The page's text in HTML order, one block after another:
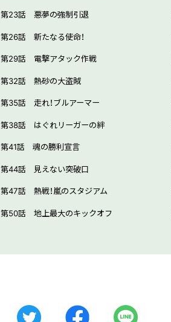
第23話 悪夢の強制引退
第26話 新たなる使命！
第29話 電撃アタック作戦
第32話 熱砂の大盗賊
第35話 走れ！ブルアーマー
第38話 はぐれリーガーの絆
第41話 魂の勝利宣言
第44話 見えない突破口
第47話 熱戦！嵐のスタジアム
第50話 地上最大のキックオフ